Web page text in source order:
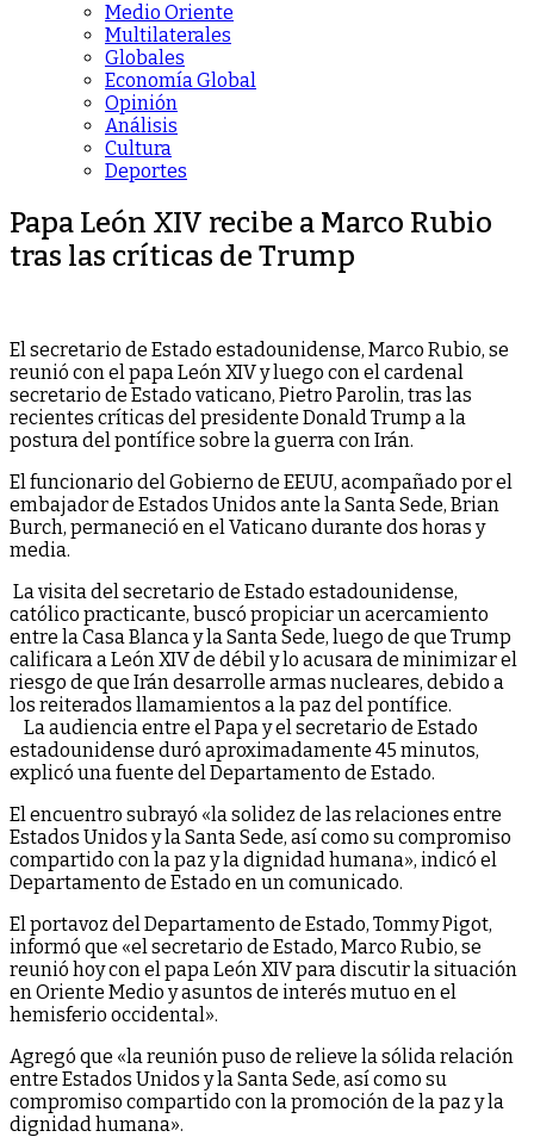
Medio Oriente
Multilaterales
Globales
Economía Global
Opinión
Análisis
Cultura
Deportes
Papa León XIV recibe a Marco Rubio
tras las críticas de Trump
El secretario de Estado estadounidense, Marco Rubio, se
reunió con el papa León XIV y luego con el cardenal
secretario de Estado vaticano, Pietro Parolin, tras las
recientes críticas del presidente Donald Trump a la
postura del pontífice sobre la guerra con Irán.
El funcionario del Gobierno de EEUU, acompañado por el
embajador de Estados Unidos ante la Santa Sede, Brian
Burch, permaneció en el Vaticano durante dos horas y
media.
La visita del secretario de Estado estadounidense,
católico practicante, buscó propiciar un acercamiento
entre la Casa Blanca y la Santa Sede, luego de que Trump
calificara a León XIV de débil y lo acusara de minimizar el
riesgo de que Irán desarrolle armas nucleares, debido a
los reiterados llamamientos a la paz del pontífice.
La audiencia entre el Papa y el secretario de Estado
estadounidense duró aproximadamente 45 minutos,
explicó una fuente del Departamento de Estado.
El encuentro subrayó «la solidez de las relaciones entre
Estados Unidos y la Santa Sede, así como su compromiso
compartido con la paz y la dignidad humana», indicó el
Departamento de Estado en un comunicado.
El portavoz del Departamento de Estado, Tommy Pigot,
informó que «el secretario de Estado, Marco Rubio, se
reunió hoy con el papa León XIV para discutir la situación
en Oriente Medio y asuntos de interés mutuo en el
hemisferio occidental».
Agregó que «la reunión puso de relieve la sólida relación
entre Estados Unidos y la Santa Sede, así como su
compromiso compartido con la promoción de la paz y la
dignidad humana».